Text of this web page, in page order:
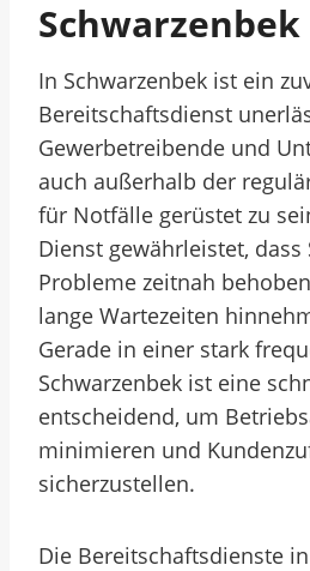
Schwarzenbek
In Schwarzenbek ist ein
Bereitschaftsdienst
Gewerbetreibende und
auch außerhalb der
für Notfälle gerüstet zu
Dienst gewährleistet,
Probleme zeitnah
lange Wartezeiten
Gerade in einer stark
Schwarzenbek ist eine
entscheidend, um
minimieren und
sicherzustellen.
Die Bereitschaftsdienste